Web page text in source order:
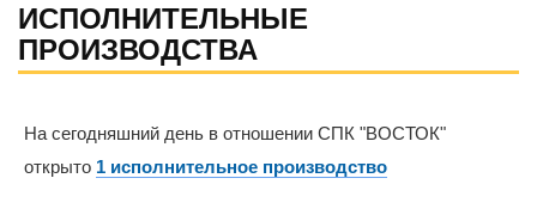
ИСПОЛНИТЕЛЬНЫЕ
ПРОИЗВОДСТВА
На сегодняшний день в отношении СПК "ВОСТОК"
открыто 1 исполнительное производство